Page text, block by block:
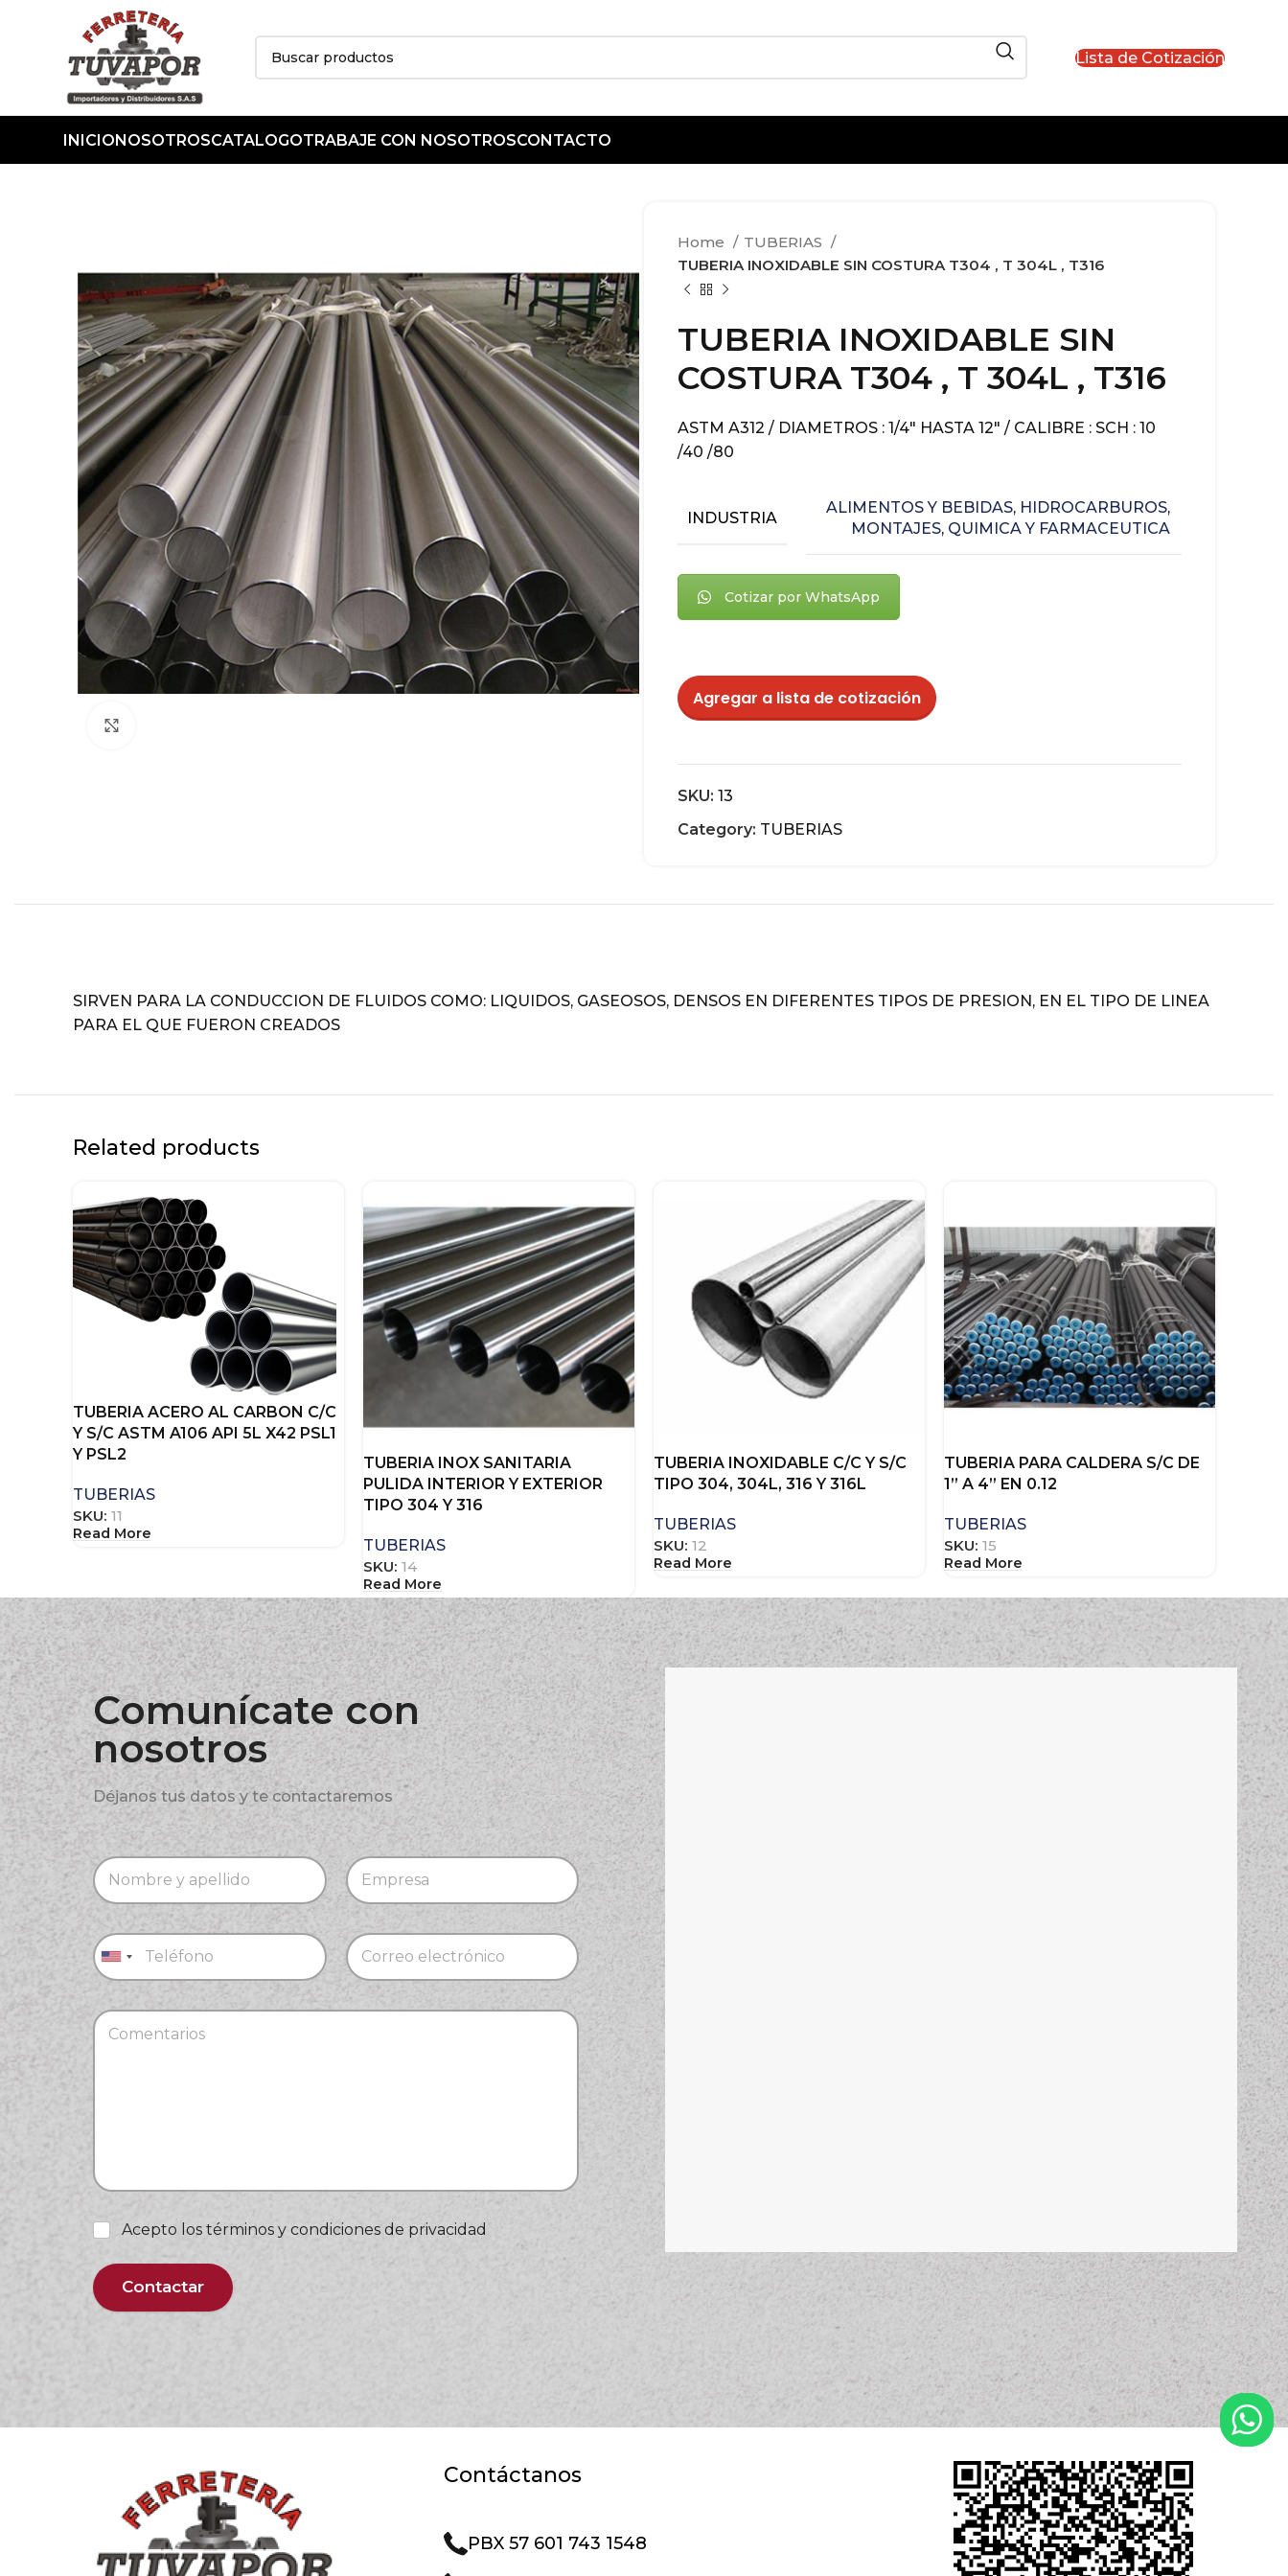
Lista de Cotización
INICIONOSOTROSCATALOGOTRABAJE CON NOSOTROSCONTACTO
Home
TUBERIAS
TUBERIA INOXIDABLE SIN COSTURA T304 , T 304L , T316
TUBERIA INOXIDABLE SIN
COSTURA T304 , T 304L , T316
ASTM A312 / DIAMETROS : 1/4″ HASTA 12″ / CALIBRE : SCH : 10
/40 /80
INDUSTRIA
ALIMENTOS Y BEBIDAS, HIDROCARBUROS,
MONTAJES, QUIMICA Y FARMACEUTICA
Cotizar por WhatsApp
Agregar a lista de cotización
SKU: 13
Category: TUBERIAS
SIRVEN PARA LA CONDUCCION DE FLUIDOS COMO: LIQUIDOS, GASEOSOS, DENSOS EN DIFERENTES TIPOS DE PRESION, EN EL TIPO DE LINEA
PARA EL QUE FUERON CREADOS
Related products
TUBERIA ACERO AL CARBON C/C
Y S/C ASTM A106 API 5L X42 PSL1
Y PSL2
TUBERIAS
SKU: 11
Read More
TUBERIA INOX SANITARIA
PULIDA INTERIOR Y EXTERIOR
TIPO 304 Y 316
TUBERIAS
SKU: 14
Read More
TUBERIA INOXIDABLE C/C Y S/C
TIPO 304, 304L, 316 Y 316L
TUBERIAS
SKU: 12
Read More
TUBERIA PARA CALDERA S/C DE
1” A 4” EN 0.12
TUBERIAS
SKU: 15
Read More
Comunícate con
nosotros
Déjanos tus datos y te contactaremos
Acepto los términos y condiciones de privacidad
Contactar
Contáctanos
PBX 57 601 743 1548